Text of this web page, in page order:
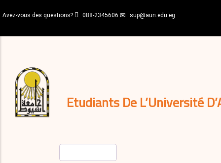
au
principal
Avez-vous des questions? 088-2345606 sup@aun.edu.eg
Etudiants De L’Université
décisions
Expatriés
Journal